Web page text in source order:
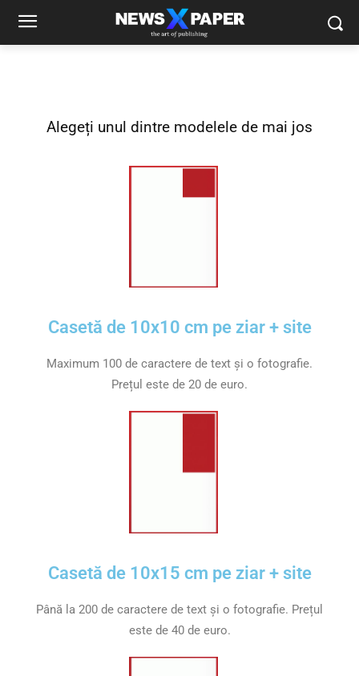
Alegeți unul dintre modelele de mai jos
Casetă de 10x10 cm pe ziar + site
Maximum 100 de caractere de text și o fotografie.
Prețul este de 20 de euro.
Casetă de 10x15 cm pe ziar + site
Până la 200 de caractere de text și o fotografie. Prețul
este de 40 de euro.